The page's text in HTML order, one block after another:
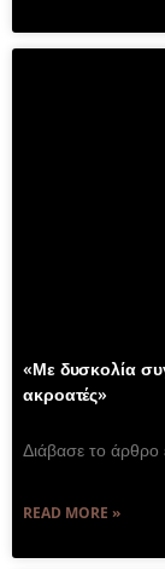
«Με δυσκολία
ακροατές»
Διάβασε το
READ MORE »